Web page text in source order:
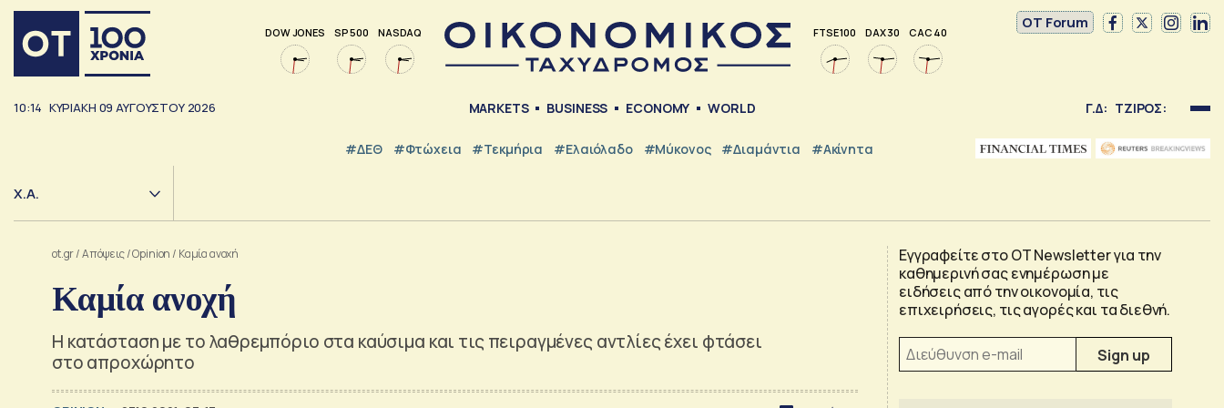
DOW JONES SP 500 NASDAQ FTSE 100 DAX 30 CAC 40
OT Forum
10:14 ΚΥΡΙΑΚΗ 09 ΑΥΓΟΥΣΤΟΥ 2026 MARKETS BUSINESS ECONOMY WORLD Γ.Δ: ΤΖΙΡΟΣ:
#ΔΕΘ #Φτώχεια #Τεκμήρια #Ελαιόλαδο #Μύκονος #Διαμάντια #Ακίνητα
Χ.Α.
ot.gr/Απόψεις/Opinion / Καμία ανοχή
Καμία ανοχή
Η κατάσταση με το λαθρεμπόριο στα καύσιμα και τις πειραγμένες αντλίες έχει φτάσει
στο απροχώρητο
Εγγραφείτε στο OT Newsletter για την
καθημερινή σας ενημέρωση με
ειδήσεις από την οικονομία, τις
επιχειρήσεις, τις αγορές και τα διεθνή.